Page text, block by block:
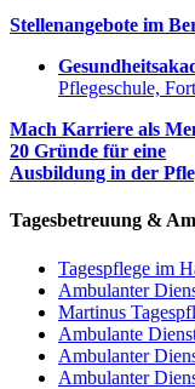
Stellenangebote im
Pflegeschule,
Mach Karriere als
20 Gründe für eine
Ausbildung in der
Tagesbetreuung &
Tagespflege im
Ambulanter
Martinus
Ambulante
Ambulanter
Ambulanter